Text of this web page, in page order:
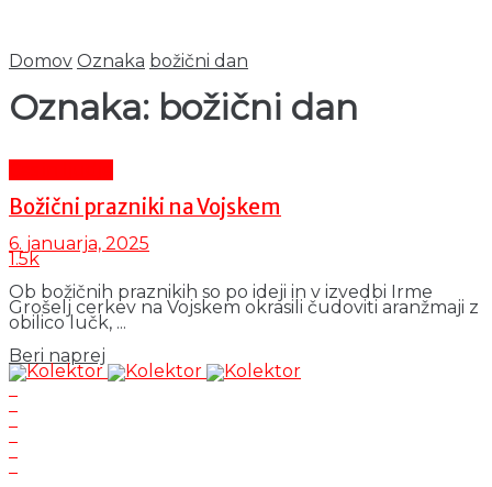
Domov Oznaka božični dan
Oznaka: božični dan
Božični prazniki na Vojskem
6. januarja, 2025
1.5k
Ob božičnih praznikih so po ideji in v izvedbi Irme
Grošelj cerkev na Vojskem okrasili čudoviti aranžmaji z
obilico lučk, ...
Beri naprej